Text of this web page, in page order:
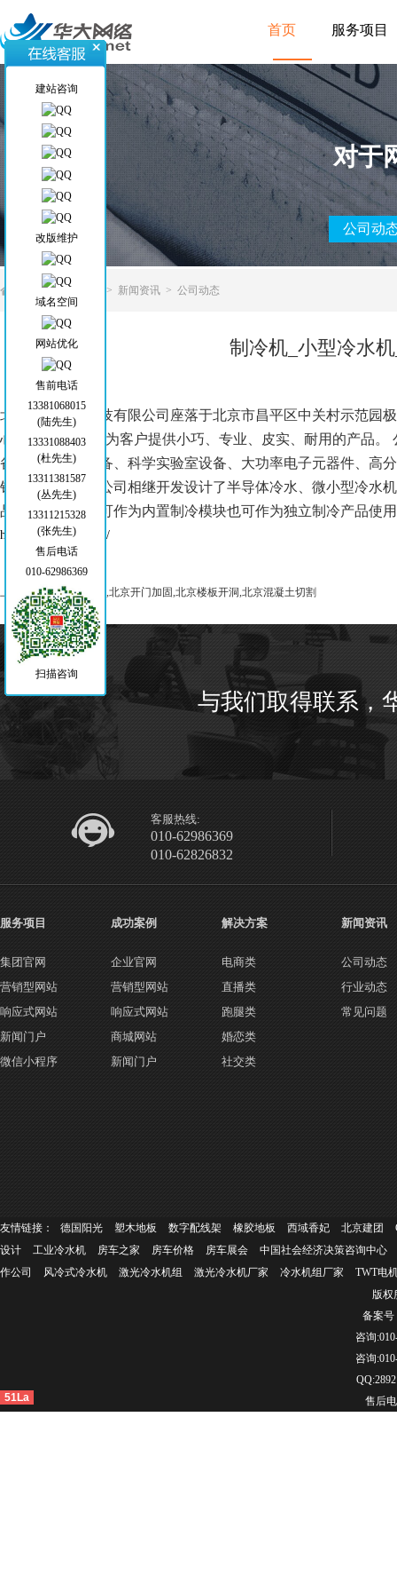
首页 服务项目
对于
公司动
当前位置 > > 新闻资讯 > 公司动态
制冷机_小型冷水
北京宏晟博源科技有限公司座落于北京市昌平区中关村示范园
心”的服务理念，为客户提供小巧、专业、皮实、耐用的产品
备、发光医疗设备、科学实验室设备、大功率电子元器件、高
针对不同客户，公司相继开发设计了半导体冷水、微小型冷水
品，所有产品既可作为内置制冷模块也可作为独立制冷产品使
http://www.ls-hj.com/
上一篇：北京绳剧切割,北京开门加固,北京楼板开洞,北京混凝土切割
与我们取得联系，
客服热线:
010-62986369
010-62826832
服务项目
集团官网
营销型网站
响应式网站
新闻门户
微信小程序
成功案例
企业官网
营销型网站
响应式网站
商城网站
新闻门户
解决方案
电商类
直播类
跑腿类
婚恋类
社交类
新闻资讯
公司动态
行业动态
常见问题
友情链接： 德国阳光 塑木地板 数字配线架 橡胶地板 西域香妃 北京建团
设计
工业冷水机 房车之家 房车价格 房车展会
中国社会经济决策咨询中心
作公司
风冷式冷水机 激光冷水机组 激光冷水机厂家 冷水机组厂家
TWT电
版权
备案号
咨询
咨询
售后
建站咨询
改版维护
域名空间
网站优化
售前电话
13381068015
(陆先生)
13331088403
(杜先生)
13311381587
(丛先生)
13311215328
(张先生)
售后电话
010-62986369
扫描咨询
51La